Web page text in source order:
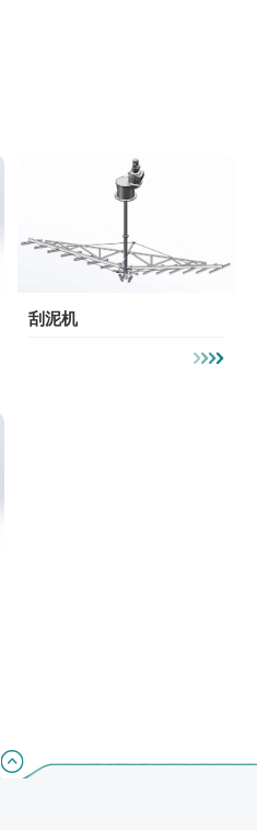
刮泥机